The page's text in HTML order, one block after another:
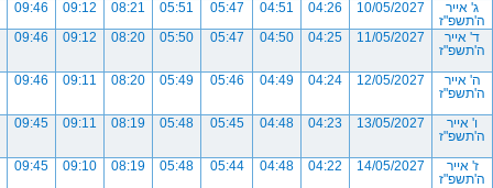
ג' אייר
ה'תשפ"ז
10/05/2027
04:26
04:51
05:47
05:51
08:21
09:12
09:46
ד' אייר
ה'תשפ"ז
11/05/2027
04:25
04:50
05:47
05:50
08:20
09:12
09:46
ה' אייר
ה'תשפ"ז
12/05/2027
04:24
04:49
05:46
05:49
08:20
09:11
09:46
ו' אייר
ה'תשפ"ז
13/05/2027
04:23
04:48
05:45
05:48
08:19
09:11
09:45
ז' אייר
ה'תשפ"ז
14/05/2027
04:22
04:48
05:44
05:48
08:19
09:10
09:45